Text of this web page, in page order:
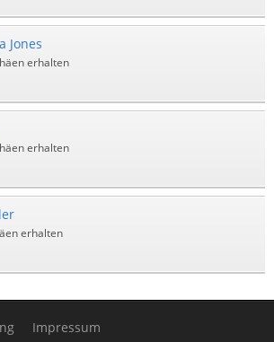
Jones
erhalten
erhalten
erhalten
Impressum